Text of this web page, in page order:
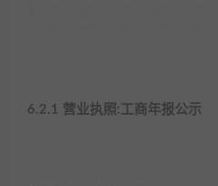
6.2.1 营业执照:工商年报公示​